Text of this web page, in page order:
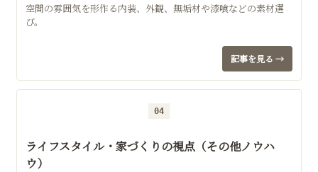
空間の雰囲気を形作る内装、外観、無垢材や漆喰などの素材選
び。
記事を見る →
04
ライフスタイル・家づくりの視点（その他ノウハ
ウ）